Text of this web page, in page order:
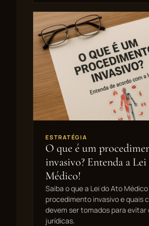
ESTRATÉGIA
O que é um
invasivo? Entenda a
Médico!
Saiba o que a Lei do Ato
procedimento invasivo e quais
devem ser tomados para evitar
jurídicas.